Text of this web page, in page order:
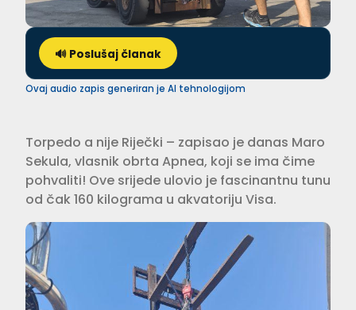
🔊 Poslušaj članak
Ovaj audio zapis generiran je AI tehnologijom
Torpedo a nije Riječki – zapisao je danas Maro
Sekula, vlasnik obrta Apnea, koji se ima čime
pohvaliti! Ove srijede ulovio je fascinantnu tunu
od čak 160 kilograma u akvatoriju Visa.